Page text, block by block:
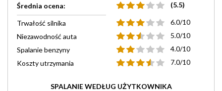
Średnia ocena: (5.5)
Trwałość silnika
6.0/10
Niezawodność auta
5.0/10
Spalanie benzyny
4.0/10
Koszty utrzymania
7.0/10
SPALANIE WEDŁUG UŻYTKOWNIKA